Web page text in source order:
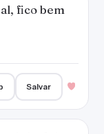
fico bem
Salvar